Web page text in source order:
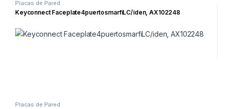
Placas de Pared
Keyconnect Faceplate4puertosmarfiLC/iden, AX102248
Placas de Pared